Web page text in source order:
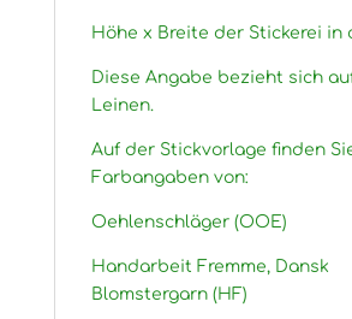
Höhe x Breite der Stickerei in
Diese Angabe bezieht sich
Leinen.
Auf der Stickvorlage finden
Farbangaben von:
Oehlenschläger (OOE)
Handarbeit Fremme, Dansk
Blomstergarn (HF)